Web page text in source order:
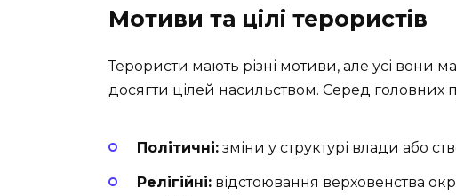
Мотиви та цілі терористів
Терористи мають різні мотиви, але усі вони
досягти цілей насильством. Серед головних
Політичні: зміни у структурі влади або
Релігійні: відстоювання верховенства